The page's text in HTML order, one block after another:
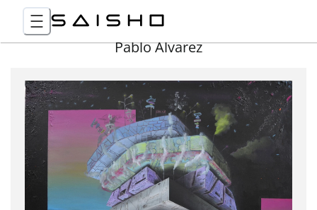
Pablo Álvarez